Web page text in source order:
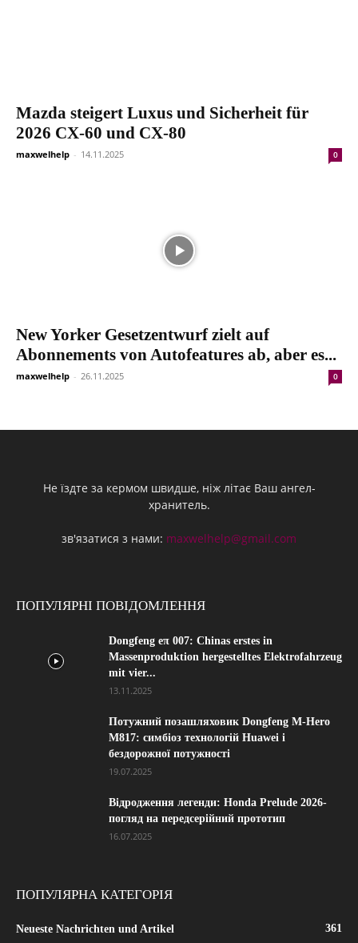
Mazda steigert Luxus und Sicherheit für
2026 CX-60 und CX-80
maxwelhelp - 14.11.2025 0
New Yorker Gesetzentwurf zielt auf
Abonnements von Autofeatures ab, aber es...
maxwelhelp - 26.11.2025 0
Не їздте за кермом швидше, ніж літає Ваш ангел-
хранитель.
зв'язатися з нами: maxwelhelp@gmail.com
ПОПУЛЯРНІ ПОВІДОМЛЕННЯ
Dongfeng eπ 007: Chinas erstes in
Massenproduktion hergestelltes Elektrofahrzeug
mit vier...
13.11.2025
Потужний позашляховик Dongfeng M-Hero
M817: симбіоз технологій Huawei і
бездорожної потужності
19.07.2025
Відродження легенди: Honda Prelude 2026-
погляд на передсерійний прототип
16.07.2025
ПОПУЛЯРНА КАТЕГОРІЯ
Neueste Nachrichten und Artikel 361